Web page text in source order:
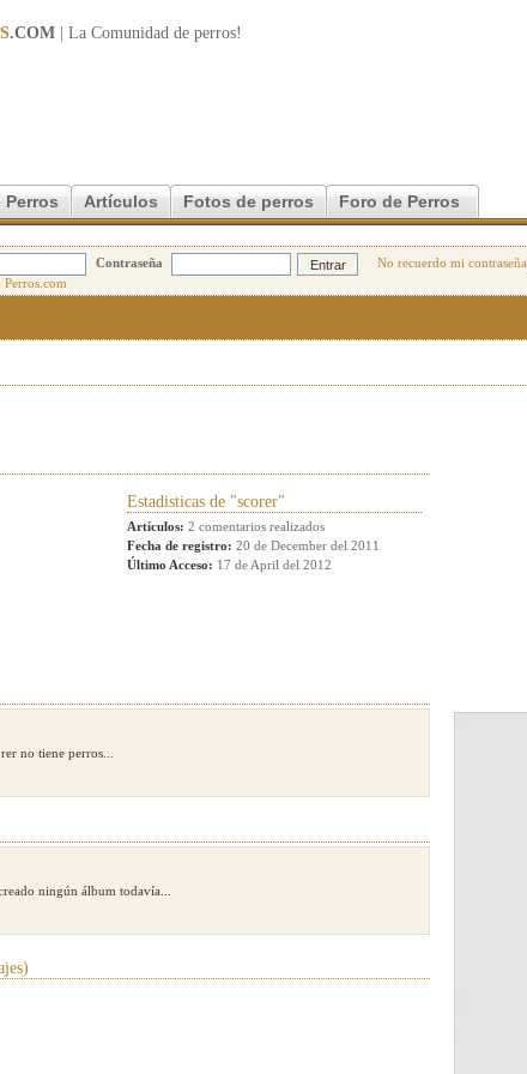
.COM | La Comunidad de perros!
Perros Artículos Fotos de perros Foro de Perros
Contraseña No recuerdo mi contraseña
Estadisticas de "scorer"
Artículos: 2 comentarios realizados
Fecha de registro: 20 de December del 2011
Último Acceso: 17 de April del 2012
no tiene perros...
ningún álbum todavía...